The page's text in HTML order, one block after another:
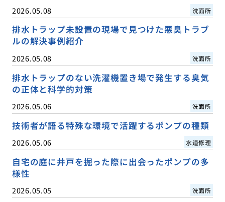
2026.05.08 洗面所
排水トラップ未設置の現場で見つけた悪臭トラブ
ルの解決事例紹介
2026.05.08 洗面所
排水トラップのない洗濯機置き場で発生する臭気
の正体と科学的対策
2026.05.06 洗面所
技術者が語る特殊な環境で活躍するポンプの種類
2026.05.06 水道修理
自宅の庭に井戸を掘った際に出会ったポンプの多
様性
2026.05.05 洗面所